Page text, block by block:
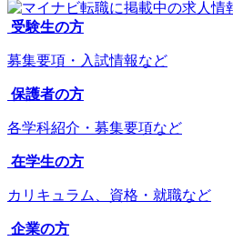
受験生の方
募集要項・入試情報など
保護者の方
各学科紹介・募集要項など
在学生の方
カリキュラム、資格・就職など
企業の方